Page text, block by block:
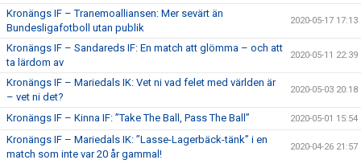
Kronängs IF – Tranemoalliansen: Mer sevärt än
Bundesligafotboll utan publik
2020-05-17 17:13
Kronängs IF – Sandareds IF: En match att glömma – och att
ta lärdom av
2020-05-11 22:39
Kronängs IF – Mariedals IK: Vet ni vad felet med världen är
– vet ni det?
2020-05-03 20:18
Kronängs IF – Kinna IF: ”Take The Ball, Pass The Ball” 2020-05-01 15:54
Kronängs IF – Mariedals IK: ”Lasse-Lagerbäck-tänk” i en
match som inte var 20 år gammal!
2020-04-26 21:57